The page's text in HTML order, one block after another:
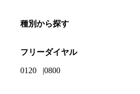
種別から探す
フリーダイヤル
0120 0800